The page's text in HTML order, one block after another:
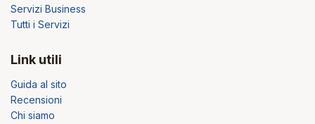
Servizi Business
Tutti i Servizi
Link utili
Guida al sito
Recensioni
Chi siamo